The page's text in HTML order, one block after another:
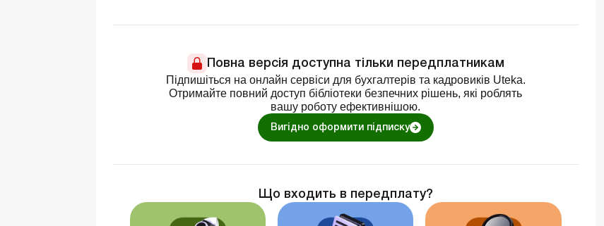
Повна версія доступна тільки передплатникам
Підпишіться на онлайн сервіси для бухгалтерів та кадровиків Uteka.
Отримайте повний доступ бібліотеки безпечних рішень, які роблять
вашу роботу ефективнішою.
Вигідно оформити підписку
Що входить в передплату?